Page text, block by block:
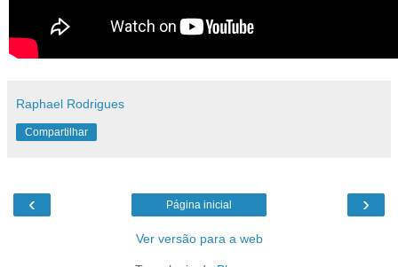
Raphael Rodrigues
Compartilhar
‹ ›
Página inicial
Ver versão para a web